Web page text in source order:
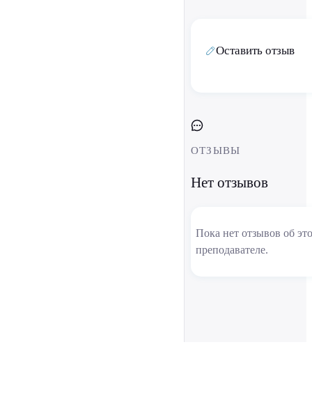
Оставить отзыв
ОТЗЫВЫ
Нет отзывов
Пока нет отзывов об
преподавателе.